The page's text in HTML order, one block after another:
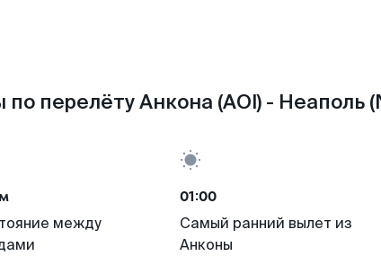
перелёту Анкона (AOI) - Неаполь
между
01:00
Самый ранний вылет из
Анконы